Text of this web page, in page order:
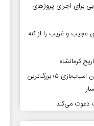
برای اجرای پروژهای
عجیب و غریب را از کنه
کرمانشاه
فروش خیره‌کننده داستان اسباب‌بازی ۵؛ بزرگ‌ترین
دعوت می‌کند